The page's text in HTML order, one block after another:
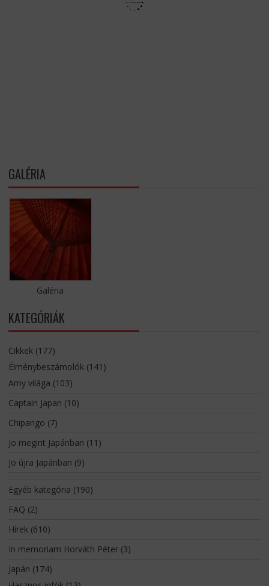
GALÉRIA
Galéria
KATEGÓRIÁK
Cikkek(177)
Élménybeszámolók(141)
Amy világa (103)
Captain Japan (10)
Chipango (7)
Jo megint Japánban (11)
Jo újra Japánban (9)
Egyéb kategória (190)
FAQ (2)
Hírek(610)
In memoriam Horváth Péter(3)
Japán (174)